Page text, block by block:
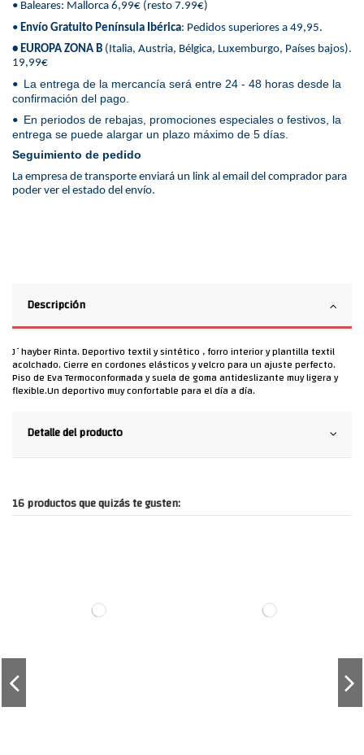
• Baleares: Mallorca 6,99€ (resto 7.99€)
• Envío Gratuito Península Ibérica: Pedidos superiores a 49,95.
• EUROPA ZONA B (Italia, Austria, Bélgica, Luxemburgo, Países bajos).
19,99€
• La entrega de la mercancía será entre 24 - 48 horas desde la
confirmación del pago.
• En periodos de rebajas, promociones especiales o festivos, la
entrega se puede alargar un plazo máximo de 5 días.
Seguimiento de pedido
La empresa de transporte enviará un link al email del comprador para
poder ver el estado del envío.
Descripción
J´hayber Rinta. Deportivo textil y sintético , forro interior y plantilla textil
acolchado. Cierre en cordones elásticos y velcro para un ajuste perfecto.
Piso de Eva Termoconformada y suela de goma antideslizante muy ligera y
flexible.Un deportivo muy confortable para el día a día.
Detalle del producto
16 productos que quizás te gusten: